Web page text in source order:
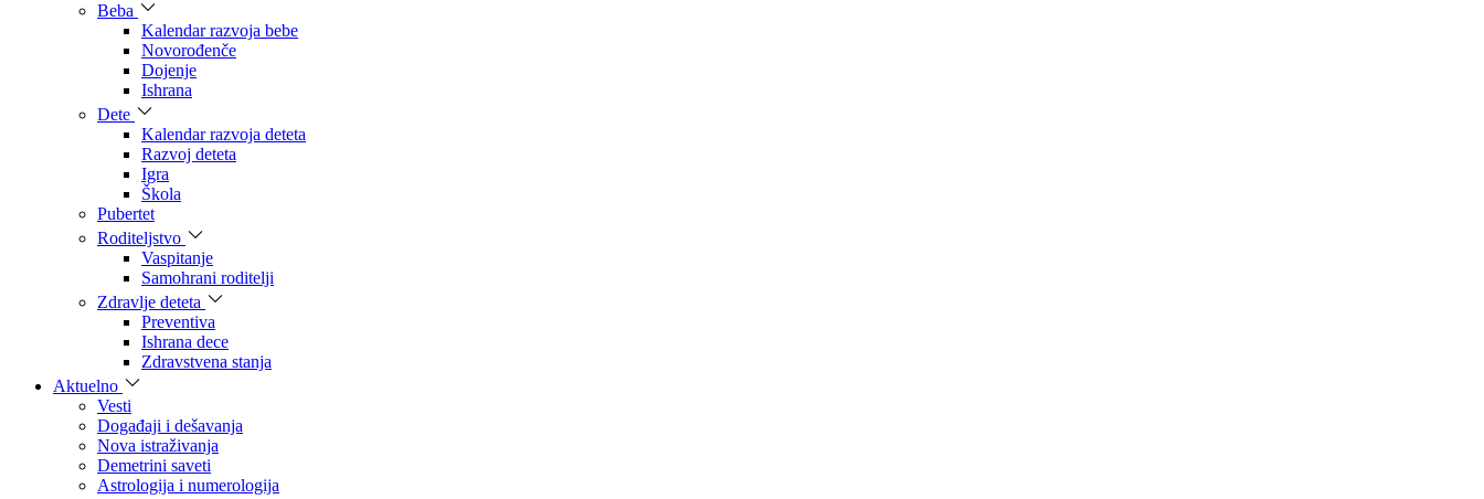
Beba
Kalendar razvoja bebe
Novorođenče
Dojenje
Ishrana
Dete
Kalendar razvoja deteta
Razvoj deteta
Igra
Škola
Pubertet
Roditeljstvo
Vaspitanje
Samohrani roditelji
Zdravlje deteta
Preventiva
Ishrana dece
Zdravstvena stanja
Aktuelno
Vesti
Događaji i dešavanja
Nova istraživanja
Demetrini saveti
Astrologija i numerologija